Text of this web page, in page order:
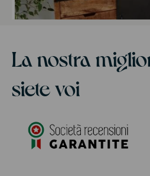
La nostra
siete voi